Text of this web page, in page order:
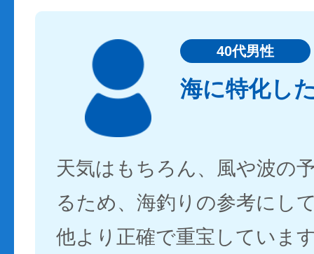
40代男性
海に特化し
天気はもちろん、風や波の
るため、海釣りの参考にし
他より正確で重宝していま